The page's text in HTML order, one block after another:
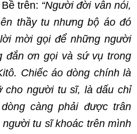
trên: “Người đời vẫn nói,
thầy tu nhưng bộ áo đó
mời gọi để những người
đắn ơn gọi và sứ vụ trong
Chiếc áo dòng chính là
cho người tu sĩ, là dấu chỉ
càng phải được trân
tu sĩ khoác trên mình